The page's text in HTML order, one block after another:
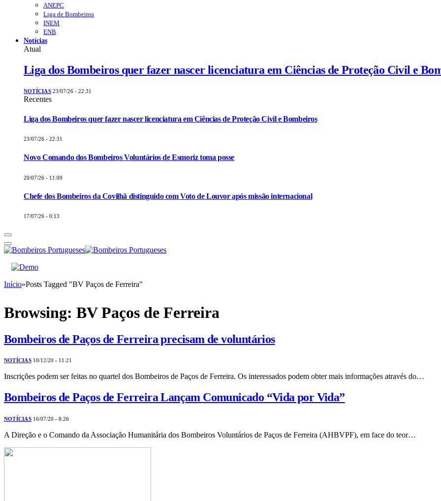
ANEPC
Liga de Bombeiros
INEM
ENB
Notícias
Atual
Liga dos Bombeiros quer fazer nascer licenciatura em Ciências de Proteção Civil e
NOTÍCIAS 23/07/26 - 22:31
Recentes
Liga dos Bombeiros quer fazer nascer licenciatura em Ciências de Proteção Civil e Bombeiros
23/07/26 - 22:31
Novo Comando dos Bombeiros Voluntários de Esmoriz toma posse
20/07/26 - 11:09
Chefe dos Bombeiros da Covilhã distinguido com Voto de Louvor após missão internacional
17/07/26 - 0:13
Início»Posts Tagged "BV Paços de Ferreira"
Browsing: BV Paços de Ferreira
Bombeiros de Paços de Ferreira precisam de voluntários
NOTÍCIAS 10/12/20 - 11:21
Inscrições podem ser feitas no quartel dos Bombeiros de Paços de Ferreira. Os interessados podem obter mais informações através do…
Bombeiros de Paços de Ferreira Lançam Comunicado “Vida por Vida”
NOTÍCIAS 16/07/20 - 8:26
A Direção e o Comando da Associação Humanitária dos Bombeiros Voluntários de Paços de Ferreira (AHBVPF), em face do teor…